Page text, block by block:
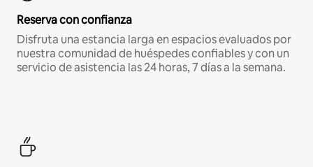
Reserva con confianza
Disfruta una estancia larga en espacios evaluados por
nuestra comunidad de huéspedes confiables y con un
servicio de asistencia las 24 horas, 7 días a la semana.